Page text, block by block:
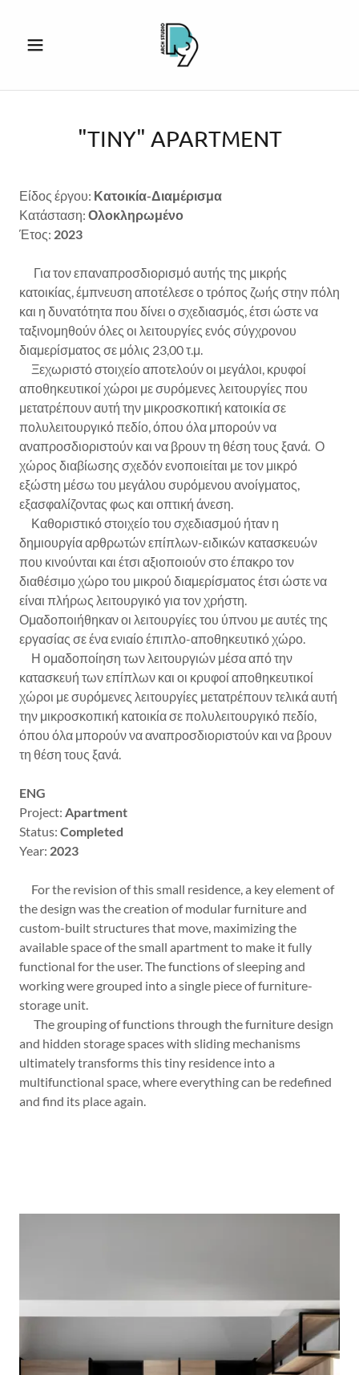
"TINY" APARTMENT
Είδος έργου: Κατοικία-Διαμέρισμα
Κατάσταση: Ολοκληρωμένο
Έτος: 2023
Για τον επαναπροσδιορισμό αυτής της μικρής
κατοικίας, έμπνευση αποτέλεσε ο τρόπος ζωής στην πόλη
και η δυνατότητα που δίνει ο σχεδιασμός, έτσι ώστε να
ταξινομηθούν όλες οι λειτουργίες ενός σύγχρονου
διαμερίσματος σε μόλις 23,00 τ.μ.
Ξεχωριστό στοιχείο αποτελούν οι μεγάλοι, κρυφοί
αποθηκευτικοί χώροι με συρόμενες λειτουργίες που
μετατρέπουν αυτή την μικροσκοπική κατοικία σε
πολυλειτουργικό πεδίο, όπου όλα μπορούν να
αναπροσδιοριστούν και να βρουν τη θέση τους ξανά. Ο
χώρος διαβίωσης σχεδόν ενοποιείται με τον μικρό
εξώστη μέσω του μεγάλου συρόμενου ανοίγματος,
εξασφαλίζοντας φως και οπτική άνεση.
Καθοριστικό στοιχείο του σχεδιασμού ήταν η
δημιουργία αρθρωτών επίπλων-ειδικών κατασκευών
που κινούνται και έτσι αξιοποιούν στο έπακρο τον
διαθέσιμο χώρο του μικρού διαμερίσματος έτσι ώστε να
είναι πλήρως λειτουργικό για τον χρήστη.
Ομαδοποιήθηκαν οι λειτουργίες του ύπνου με αυτές της
εργασίας σε ένα ενιαίο έπιπλο-αποθηκευτικό χώρο.
Η ομαδοποίηση των λειτουργιών μέσα από την
κατασκευή των επίπλων και οι κρυφοί αποθηκευτικοί
χώροι με συρόμενες λειτουργίες μετατρέπουν τελικά αυτή
την μικροσκοπική κατοικία σε πολυλειτουργικό πεδίο,
όπου όλα μπορούν να αναπροσδιοριστούν και να βρουν
τη θέση τους ξανά.
ENG
Project: Apartment
Status: Completed
Year: 2023
For the revision of this small residence, a key element of
the design was the creation of modular furniture and
custom-built structures that move, maximizing the
available space of the small apartment to make it fully
functional for the user. The functions of sleeping and
working were grouped into a single piece of furniture-
storage unit.
The grouping of functions through the furniture design
and hidden storage spaces with sliding mechanisms
ultimately transforms this tiny residence into a
multifunctional space, where everything can be redefined
and find its place again.